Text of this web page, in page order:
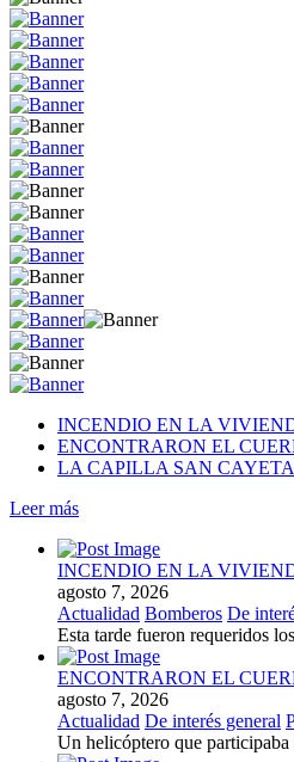
INCENDIO EN LA
ENCONTRARON EL
LA CAPILLA SAN
Leer más
INCENDIO EN LA
agosto 7, 2026
Actualidad Bomberos De
Esta tarde fueron requeridos
ENCONTRARON EL
agosto 7, 2026
Actualidad De interés general
Un helicóptero que participaba